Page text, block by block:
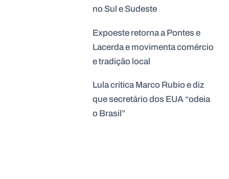
no Sul e Sudeste
Expoeste retorna a Pontes e
Lacerda e movimenta comércio
e tradição local
Lula critica Marco Rubio e diz
que secretário dos EUA “odeia
o Brasil”